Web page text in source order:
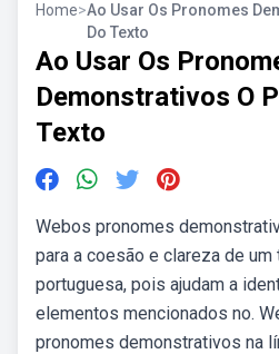
Home>Ao Usar Os Pronomes
Do Texto
Ao Usar Os
Demonstrativos O
Texto
Webos pronomes
para a coesão e clareza de
portuguesa, pois ajudam a
elementos mencionados no.
pronomes demonstrativos na